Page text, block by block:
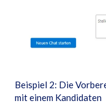
Beispiel 2: Die
mit einem Kandidaten